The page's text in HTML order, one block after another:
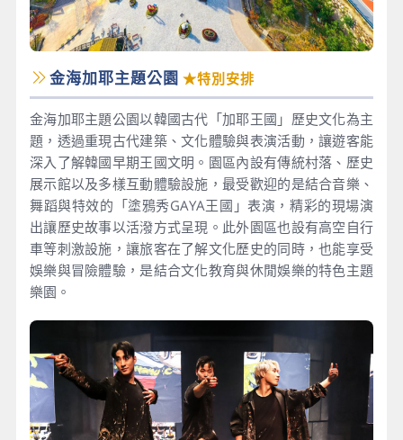
金海加耶主題公園 ★特別安排
金海加耶主題公園以韓國古代「加耶王國」歷史文化為主
題，透過重現古代建築、文化體驗與表演活動，讓遊客能
深入了解韓國早期王國文明。園區內設有傳統村落、歷史
展示館以及多樣互動體驗設施，最受歡迎的是結合音樂、
舞蹈與特效的「塗鴉秀GAYA王國」表演，精彩的現場演
出讓歷史故事以活潑方式呈現。此外園區也設有高空自行
車等刺激設施，讓旅客在了解文化歷史的同時，也能享受
娛樂與冒險體驗，是結合文化教育與休閒娛樂的特色主題
樂園。